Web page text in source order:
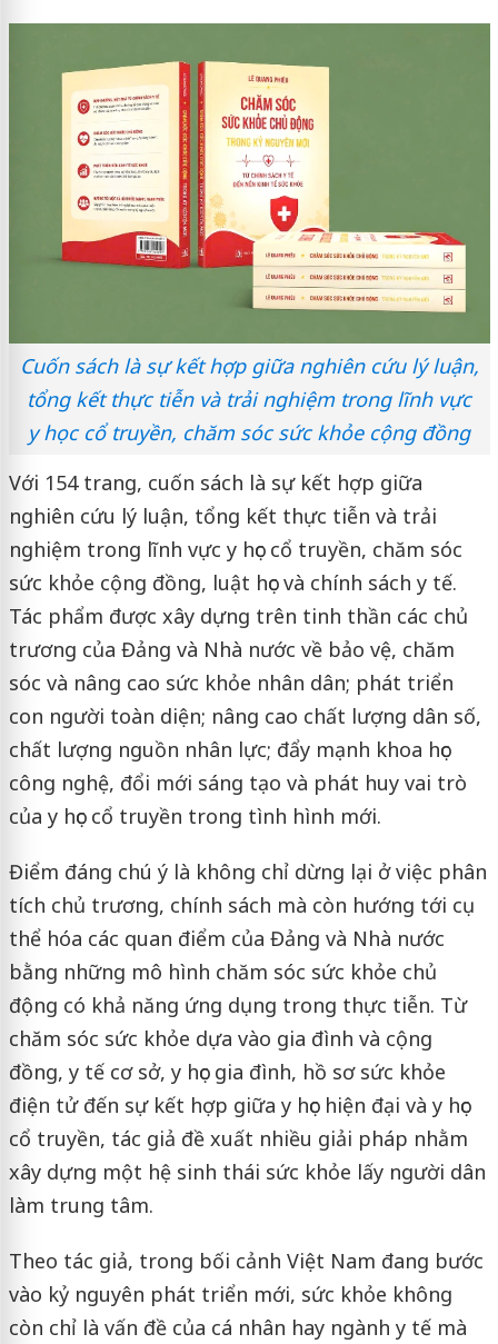
Cuốn sách là sự kết hợp giữa nghiên cứu lý luận,
tổng kết thực tiễn và trải nghiệm trong lĩnh vực
y học cổ truyền, chăm sóc sức khỏe cộng đồng
Với 154 trang, cuốn sách là sự kết hợp giữa
nghiên cứu lý luận, tổng kết thực tiễn và trải
nghiệm trong lĩnh vực y học cổ truyền, chăm sóc
sức khỏe cộng đồng, luật học và chính sách y tế.
Tác phẩm được xây dựng trên tinh thần các chủ
trương của Đảng và Nhà nước về bảo vệ, chăm
sóc và nâng cao sức khỏe nhân dân; phát triển
con người toàn diện; nâng cao chất lượng dân số,
chất lượng nguồn nhân lực; đẩy mạnh khoa học
công nghệ, đổi mới sáng tạo và phát huy vai trò
của y học cổ truyền trong tình hình mới.
Điểm đáng chú ý là không chỉ dừng lại ở việc phân
tích chủ trương, chính sách mà còn hướng tới cụ
thể hóa các quan điểm của Đảng và Nhà nước
bằng những mô hình chăm sóc sức khỏe chủ
động có khả năng ứng dụng trong thực tiễn. Từ
chăm sóc sức khỏe dựa vào gia đình và cộng
đồng, y tế cơ sở, y học gia đình, hồ sơ sức khỏe
điện tử đến sự kết hợp giữa y học hiện đại và y học
cổ truyền, tác giả đề xuất nhiều giải pháp nhằm
xây dựng một hệ sinh thái sức khỏe lấy người dân
làm trung tâm.
Theo tác giả, trong bối cảnh Việt Nam đang bước
vào kỷ nguyên phát triển mới, sức khỏe không
còn chỉ là vấn đề của cá nhân hay ngành y tế mà